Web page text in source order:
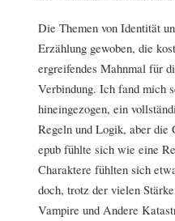
Die Themen von Identität
Erzählung gewoben, die
ergreifendes Mahnmal für
Verbindung. Ich fand mich
hineingezogen, ein
Regeln und Logik, aber die
epub fühlte sich wie eine
Charaktere fühlten sich
doch, trotz der vielen
Vampire und Andere